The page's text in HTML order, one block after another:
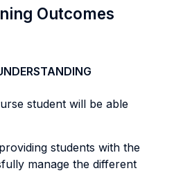
Outcomes
student will be able
students with the
manage the different